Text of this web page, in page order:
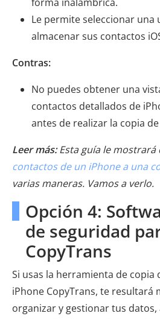
Le permite seleccionar una
almacenar sus contactos
Contras:
No puedes obtener una
contactos detallados de
antes de realizar la copia
Leer más:Esta guía le mostrará
contactos de un iPhone a una
varias maneras. Vamos a verlo.
Opción 4:
de seguridad
CopyTrans
Si usas la herramienta de copia
iPhone CopyTrans, te resultará
organizar y gestionar tus datos,